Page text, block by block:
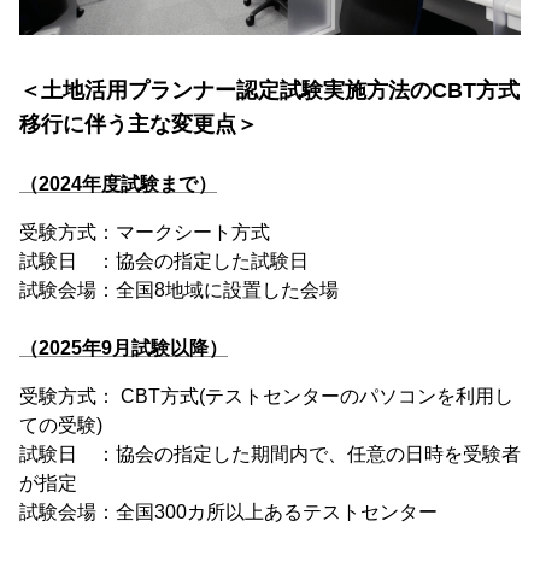
＜土地活用プランナー認定試験実施方法のCBT方式
移行に伴う主な変更点＞
（2024年度試験まで）
受験方式：マークシート方式
試験日 ：協会の指定した試験日
試験会場：全国8地域に設置した会場
（2025年9月試験以降）
受験方式： CBT方式(テストセンターのパソコンを利用し
ての受験)
試験日 ：協会の指定した期間内で、任意の日時を受験者
が指定
試験会場：全国300カ所以上あるテストセンター